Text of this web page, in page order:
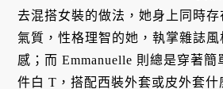
去混搭女裝的做法，她身上同時
氣質，性格理智的她，執掌雜誌
感；而 Emmanuelle 則總是穿著
件白 T，搭配西裝外套或皮外套什